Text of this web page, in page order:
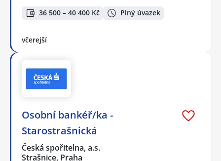
36 500 – 40 400 Kč Plný úvazek
včerejší
Osobní bankéř/ka -
Starostrašnická
Česká spořitelna, a.s.
Strašnice, Praha